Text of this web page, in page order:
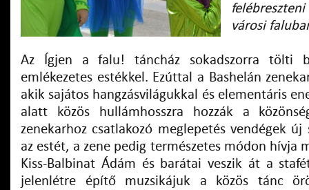
városi
Az Ígjen a falu! táncház sokadszorra tölti
emlékezetes estékkel. Ezúttal a Bashelán
akik sajátos hangzásvilágukkal és elementáris
alatt közös hullámhosszra hozzák a
zenekarhoz csatlakozó meglepetés vendégek új
az estét, a zene pedig természetes módon hívja
Kiss-Balbinat Ádám és barátai veszik át a
jelenlétre építő muzsikájuk a közös tánc